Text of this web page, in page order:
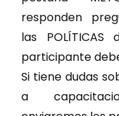
responden
las
participante
Si tiene dudas
a